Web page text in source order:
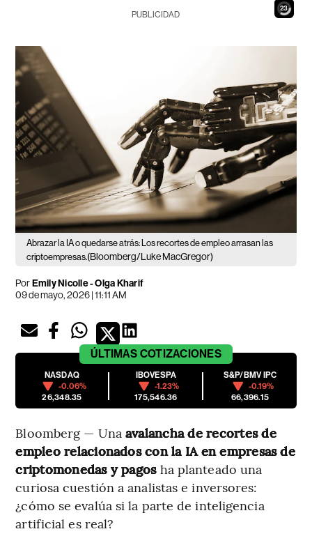
21
PUBLICIDAD
Abrazar la IA o quedarse atrás: Los recortes de empleo arrasan las
criptoempresas.(Bloomberg/Luke MacGregor)
PorEmily Nicolle - Olga Kharif
09 de mayo, 2026 | 11:11 AM
ÚLTIMAS COTIZACIONES
NASDAQ
-0.06%
26,348.35
IBOVESPA
-1.23%
175,546.36
S&P/BMV IPC
-0.19%
66,396.15
Bloomberg — Una avalancha de recortes de
empleo relacionados con la IA en empresas de
criptomonedas y pagos ha planteado una
curiosa cuestión a analistas e inversores:
¿cómo se evalúa si la parte de inteligencia
artificial es real?